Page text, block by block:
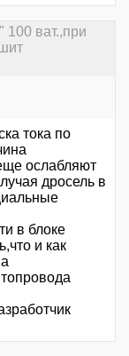
100 ват.,при
тока по
ослабляют
дросель в
в блоке
и как